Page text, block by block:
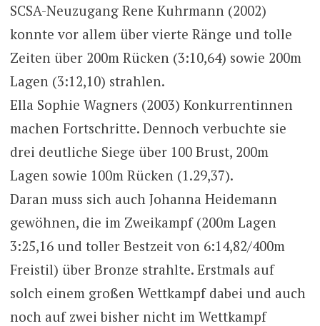
SCSA-Neuzugang Rene Kuhrmann (2002)
konnte vor allem über vierte Ränge und tolle
Zeiten über 200m Rücken (3:10,64) sowie 200m
Lagen (3:12,10) strahlen.
Ella Sophie Wagners (2003) Konkurrentinnen
machen Fortschritte. Dennoch verbuchte sie
drei deutliche Siege über 100 Brust, 200m
Lagen sowie 100m Rücken (1.29,37).
Daran muss sich auch Johanna Heidemann
gewöhnen, die im Zweikampf (200m Lagen
3:25,16 und toller Bestzeit von 6:14,82/400m
Freistil) über Bronze strahlte. Erstmals auf
solch einem großen Wettkampf dabei und auch
noch auf zwei bisher nicht im Wettkampf